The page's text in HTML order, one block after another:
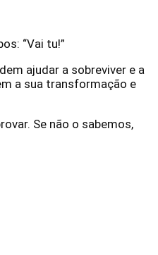
“Vai tu!”
ajudar a sobreviver e a
a sua transformação e
Se não o sabemos,